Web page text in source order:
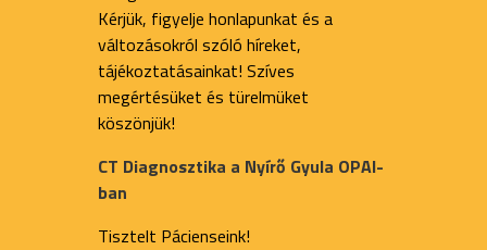
Kérjük, figyelje honlapunkat és a
változásokról szóló híreket,
tájékoztatásainkat! Szíves
megértésüket és türelmüket
köszönjük!
CT Diagnosztika a Nyírő Gyula OPAI-
ban
Tisztelt Pácienseink!